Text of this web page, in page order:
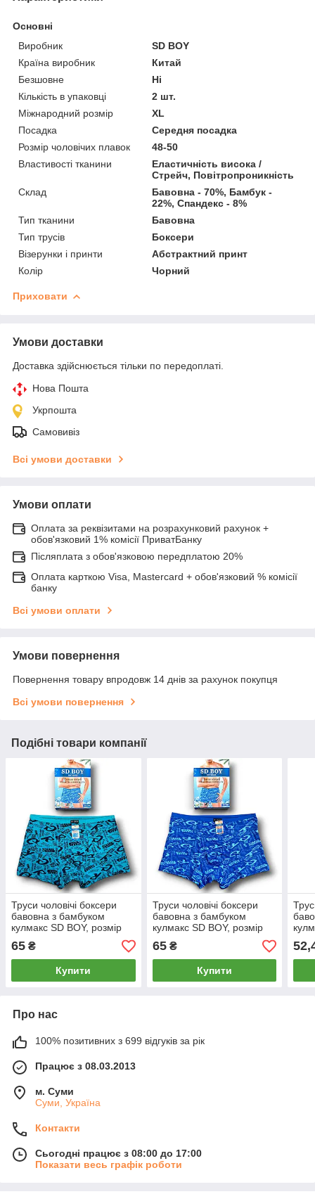
Основні
Виробник
SD BOY
Країна виробник
Китай
Безшовне
Ні
Кількість в упаковці
2 шт.
Міжнародний розмір
XL
Посадка
Середня посадка
Розмір чоловічих плавок
48-50
Властивості тканини
Еластичність висока /
Стрейч, Повітропроникність
Склад
Бавовна - 70%, Бамбук -
22%, Спандекс - 8%
Тип тканини
Бавовна
Тип трусів
Боксери
Візерунки і принти
Абстрактний принт
Колір
Чорний
Приховати
Умови доставки
Доставка здійснюється тільки по передоплаті.
Нова Пошта
Укрпошта
Самовивіз
Всі умови доставки
Умови оплати
Оплата за реквізитами на розрахунковий рахунок +
обов'язковий 1% комісії ПриватБанку
Післяплата з обов'язковою передплатою 20%
Оплата карткою Visa, Mastercard + обов'язковий % комісії
банку
Всі умови оплати
Умови повернення
Повернення товару впродовж 14 днів за рахунок покупця
Всі умови повернення
Подібні товари компанії
Труси чоловічі боксери
бавовна з бамбуком
кулмакс SD BOY, розмір
XL (48-50), бірюзові, 004
65 ₴
Купити
Труси чоловічі боксери
бавовна з бамбуком
кулмакс SD BOY, розмір
XL (48-50), сині, 004
65₴
Купити
XL-
Про нас
100% позитивних з 699 відгуків за рік
Працює з 08.03.2013
м. Суми
Суми, Україна
Контакти
Сьогодні працює з 08:00 до 17:00
Показати весь графік роботи